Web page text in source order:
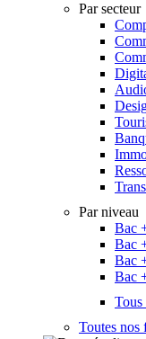
Par secteur
Par niveau
Bac
Bac
Bac
Bac
Tous
Toutes nos